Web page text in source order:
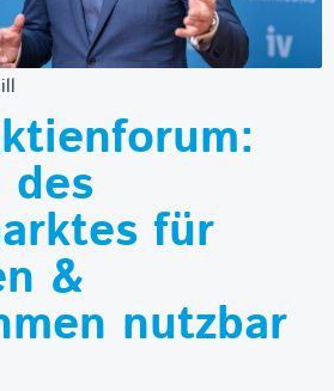
des
für
&
nutzbar